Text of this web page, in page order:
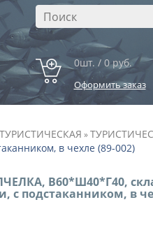
0шт. / 0 руб.
Оформить заказ
»
в чехле (89-002)
В60*Ш40*Г40,
с подстаканником, в